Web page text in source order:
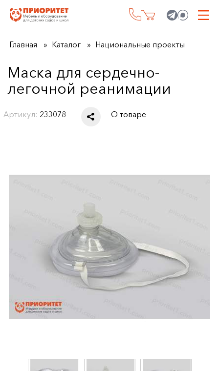
Главная Каталог Национальные проекты
Маска для сердечно-
легочной реанимации
Артикул: 233078 О товаре